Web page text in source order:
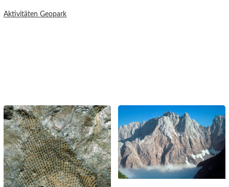
Aktivitäten Geopark